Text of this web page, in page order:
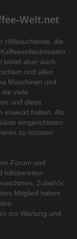
Welt.net
Hilfesuchende, die
bietet aber auch
und allen
Maschinen und
viele
und diese
erweckt haben. Als
eingerichteten
zu müssen:
Forum und
hilfsbereiten
Zubehör,
Mitglied haben
zur Wartung und